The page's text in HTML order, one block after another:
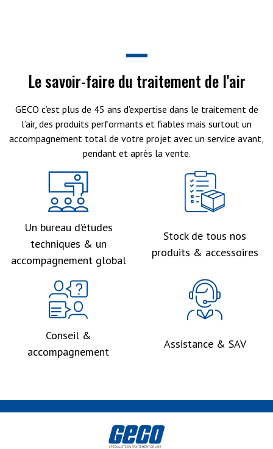
Le savoir-faire du traitement de l'air
GECO c’est plus de 45 ans d’expertise dans le traitement de
l’air, des produits performants et fiables mais surtout un
accompagnement total de votre projet avec un service avant,
pendant et après la vente.
Un bureau d’études
techniques & un
accompagnement global
Stock de tous nos
produits & accessoires
Conseil &
accompagnement
Assistance & SAV